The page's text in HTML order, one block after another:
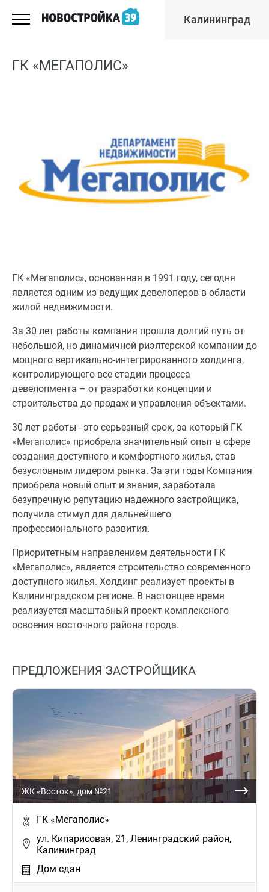
Калининград
ГК «МЕГАПОЛИС»
ГК «Мегаполис», основанная в 1991 году, сегодня
является одним из ведущих девелоперов в области
жилой недвижимости.
За 30 лет работы компания прошла долгий путь от
небольшой, но динамичной риэлтерской компании до
мощного вертикально-интегрированного холдинга,
контролирующего все стадии процесса
девелопмента – от разработки концепции и
строительства до продаж и управления объектами.
30 лет работы - это серьезный срок, за который ГК
«Мегаполис» приобрела значительный опыт в сфере
создания доступного и комфортного жилья, став
безусловным лидером рынка. За эти годы Компания
приобрела новый опыт и знания, заработала
безупречную репутацию надежного застройщика,
получила стимул для дальнейшего
профессионального развития.
Приоритетным направлением деятельности ГК
«Мегаполис», является строительство современного
доступного жилья. Холдинг реализует проекты в
Калининградском регионе. В настоящее время
реализуется масштабный проект комплексного
освоения восточного района города.
ПРЕДЛОЖЕНИЯ ЗАСТРОЙЩИКА
ЖК «Восток», дом №21
ГК «Мегаполис»
ул. Кипарисовая, 21, Ленинградский район,
Калининград
Дом сдан